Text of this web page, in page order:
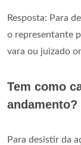
Resposta: Para
o representante
vara ou juizado
Tem como
andamento?
Para desistir da